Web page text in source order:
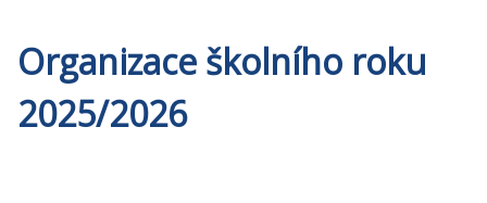
Organizace školního roku
2025/2026